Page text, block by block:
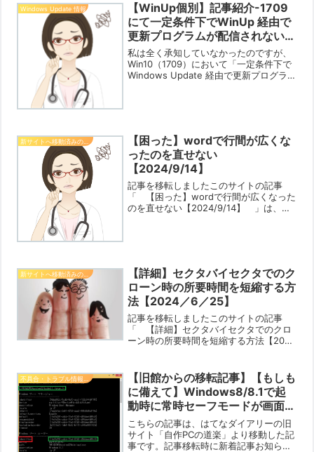
Windows Update 情報
【WinUp個別】記事紹介-1709
にて一定条件下でWinUp 経由で
更新プログラムが配信されない
【2017/12/7】
私は全く承知していなかったのですが、
Win10（1709）において「一定条件下で
Windows Update 経由で更新プログラム
【困った】wordで行間が広くな
ったのを直せない
【2024/9/14】
記事を移転しましたこのサイトの記事
「 【困った】wordで行間が広くなった
のを直せない【2024/9/14】 」は、移
【詳細】セクタバイセクタでのク
ローン時の所要時間を短縮する方
法【2024／6／25】
記事を移転しましたこのサイトの記事
「 【詳細】セクタバイセクタでのクロ
ーン時の所要時間を短縮する方法【2024
た。お手数ですが、新サイトでご閲覧く
ださい。移転先...
不具合・トラブル情報（OS・PC本体）
【旧館からの移転記事】【もしも
に備えて】Windows8/8.1で起
動時に常時セーフモードが画面上
から簡単に選択できるようにする
【やっておいてね】
こちらの記事は、はてなダイアリーの旧
サイト「自作PCの道楽」より移動した記
事です。記事移転時に新着記事お知らせ